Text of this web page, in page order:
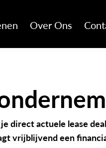
Over Ons
direct actuele lease
vrijblijvend een